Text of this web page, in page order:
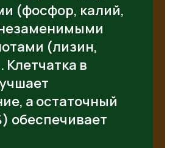
(фосфор, калий,
(лизин,
в
а остаточный
обеспечивает